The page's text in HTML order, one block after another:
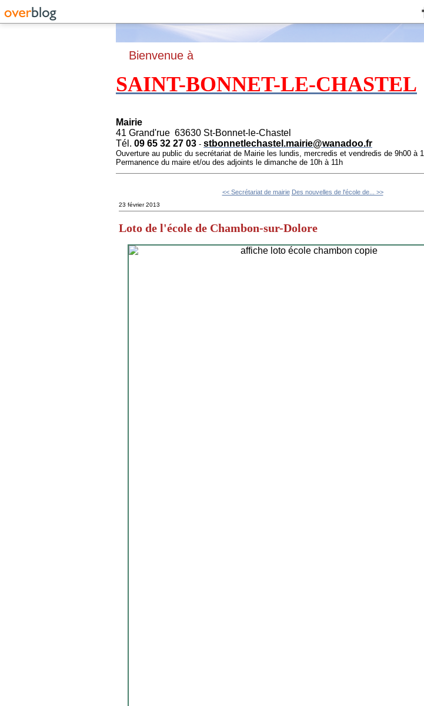
Bienvenue à
SAINT-BONNET-LE-CHASTEL
Mairie
41 Grand'rue 63630 St-Bonnet-le-Chastel
Tél. 09 65 32 27 03 - stbonnetlechastel.mairie@wanadoo.fr
Ouverture au public du secrétariat de Mairie les lundis, mercredis et vendredis de 9h00 à
Permanence du maire et/ou des adjoints le dimanche de 10h à 11h
<< Secrétariat de mairie Des nouvelles de l'école de... >>
23 février 2013
Loto de l'école de Chambon-sur-Dolore